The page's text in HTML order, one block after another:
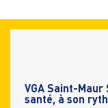
VGA Saint-
santé, à son